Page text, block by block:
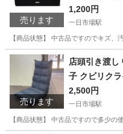
売ります
1,200円
一日市場駅
【商品状態】 中古品ですのでキズ
長野 安曇野市 一日市場駅
売ります
店頭引き渡し
子 クビリク
2,500円
一日市場駅
【商品状態】 中古品ですので多少